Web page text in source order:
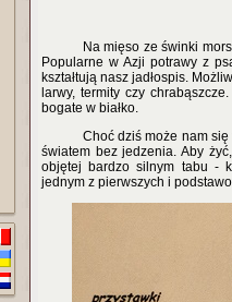
Na mięso ze świnki
Popularne w Azji potrawy z
kształtują nasz jadłospis.
larwy, termity czy
bogate w białko.
Choć dziś może nam
światem bez jedzenia. Aby
objętej bardzo silnym tabu -
jednym z pierwszych i